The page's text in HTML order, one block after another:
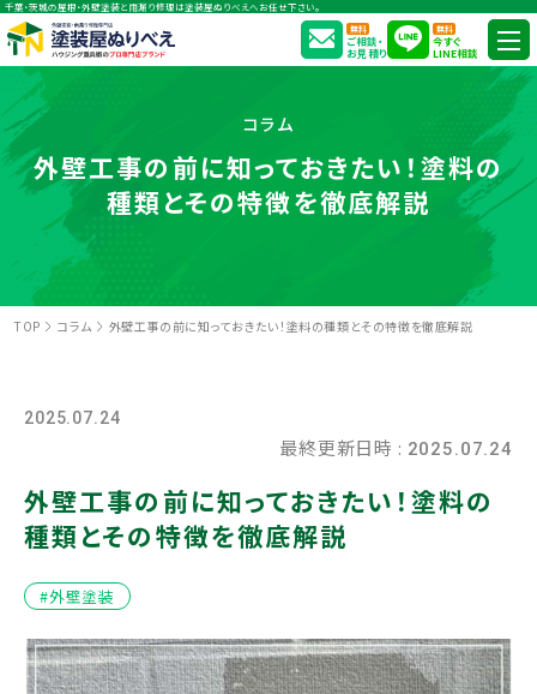
千葉・茨城の屋根・外壁塗装と雨漏り修理は塗装屋ぬりべえへお任せ下さい。
無料
ご相談・
お見積り
無料
今すぐ
LINE相談
コラム
外壁工事の前に知っておきたい！塗料の
種類とその特徴を徹底解説
TOP コラム 外壁工事の前に知っておきたい！塗料の種類とその特徴を徹底解説
2025.07.24
最終更新日時 : 2025.07.24
外壁工事の前に知っておきたい！塗料の
種類とその特徴を徹底解説
#外壁塗装